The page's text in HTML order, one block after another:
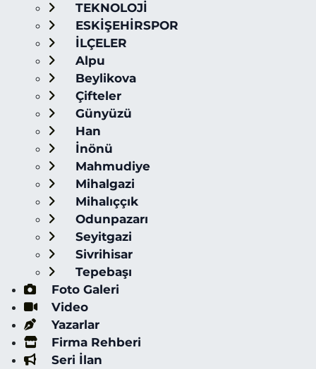
TEKNOLOJİ
ESKİŞEHİRSPOR
İLÇELER
Alpu
Beylikova
Çifteler
Günyüzü
Han
İnönü
Mahmudiye
Mihalgazi
Mihalıççık
Odunpazarı
Seyitgazi
Sivrihisar
Tepebaşı
Foto Galeri
Video
Yazarlar
Firma Rehberi
Seri İlan